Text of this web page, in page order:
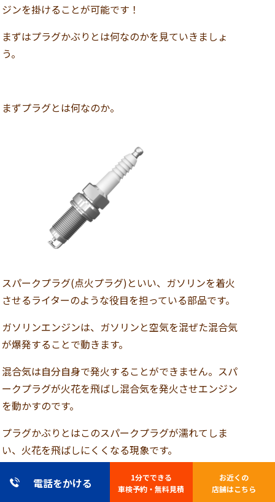
ジンを掛けることが可能です！
まずはプラグかぶりとは何なのかを見ていきましょ
う。
まずプラグとは何なのか。
スパークプラグ(点火プラグ)といい、 ガソリンを着火
させるライターのような役目を担っている部品です。
ガソリンエンジンは、ガソリンと空気を混ぜた混合気
が爆発することで動きます。
混合気は自分自身で発火することができません。スパ
ークプラグが火花を飛ばし混合気を発火させエンジン
を動かすのです。
プラグかぶりとはこのスパークプラグが濡れてしま
い、火花を飛ばしにくくなる現象です。
電話をかける
1分でできる
車検予約・無料見積
お近くの
店舗はこちら